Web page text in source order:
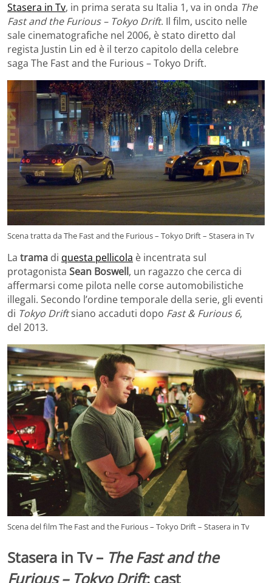
Stasera in Tv, in prima serata su Italia 1, va in onda The
Fast and the Furious – Tokyo Drift. Il film, uscito nelle
sale cinematografiche nel 2006, è stato diretto dal
regista Justin Lin ed è il terzo capitolo della celebre
saga The Fast and the Furious – Tokyo Drift.
Scena tratta da The Fast and the Furious – Tokyo Drift – Stasera in Tv
La trama di questa pellicola è incentrata sul
protagonista Sean Boswell, un ragazzo che cerca di
affermarsi come pilota nelle corse automobilistiche
illegali. Secondo l’ordine temporale della serie, gli eventi
di Tokyo Driftsiano accaduti dopo Fast & Furious 6,
del 2013.
Scena del film The Fast and the Furious – Tokyo Drift – Stasera in Tv
Stasera in Tv – The Fast and the
Furious – Tokyo Drift: cast